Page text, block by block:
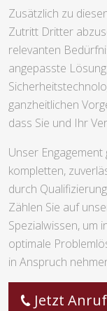
Zusätzlich zu
Zutritt Dritter
relevanten
angepasste
ganzheitlichen
dass Sie und Ihr
Unser
kompletten,
durch
Zählen Sie auf
Spezialwissen, um
optimale
in Anspruch
Jetzt